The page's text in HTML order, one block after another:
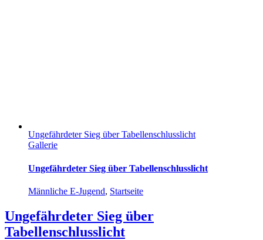
Ungefährdeter Sieg über Tabellenschlusslicht
Gallerie
Ungefährdeter Sieg über Tabellenschlusslicht
Männliche E-Jugend, Startseite
Ungefährdeter Sieg über
Tabellenschlusslicht